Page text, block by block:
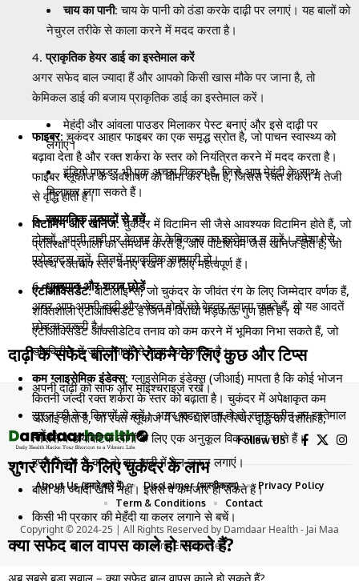
चाय का पानी: चाय के पानी को ठंडा करके दाढ़ी पर लगाएं। यह बालों को
नेचुरल तरीके से काला करने में मदद करता है।
प्राकृतिक हेयर डाई का इस्तेमाल करें
अगर सफेद बाल ज्यादा हैं और आपको किसी खास मौके पर जाना है, तो
केमिकल डाई की बजाय प्राकृतिक डाई का इस्तेमाल करें।
मेहंदी और आंवला पाउडर मिलाकर पेस्ट बनाएं और इसे दाढ़ी पर
लगाएं।
इंडिगो पाउडर भी एक अच्छा विकल्प है, जिसे आप मेहंदी के साथ
मिलाकर लगा सकते हैं।
रसायनिक उत्पादों से बचें
दोस्तों, अपनी दाढ़ी पर बेवजह के केमिकल्स का इस्तेमाल न करें। हमेशा ऐसे
प्रोडक्ट्स चुनें, जिनमें प्राकृतिक सामग्री हो।
धूम्रपान और शराब छोड़ें
अगर आप अपनी दाढ़ी और सेहत दोनों को बेहतर बनाना चाहते हैं, तो यह आदतें
छोड़ना जरूरी है।
दाढ़ी के सफेद बालों को रोकने के लिए कुछ और टिप्स
अपनी दाढ़ी को साफ और मॉइश्चराइज रखें।
सूरज की तेज किरणों से बचें। अगर बाहर जाना हो तो सनस्क्रीन का इस्तेमाल
करें।
हफ्ते में कम से कम दो बार दाढ़ी में तेल जरूर लगाएं।
बालों को ज्यादा खींचे नहीं। इससे वे कमजोर हो सकते हैं।
किसी भी प्रकार की मेहँदी या कलर लगाने से बचें।
क्या सफेद बाल वापस काले हो सकते हैं?
अब सबसे बड़ा सवाल – क्या सफेद बाल वापस काले हो सकते हैं?
फाइबर: चुकंदर आहार फाइबर का एक समृद्ध स्रोत है, जो पाचन स्वास्थ्य को
बढ़ावा देता है और रक्त शर्करा के स्तर को नियंत्रित करने में मदद करता है।
फाइबर ग्लूकोज के अवशोषण को धीमा कर देता है, जिससे रक्त शर्करा में तेजी
से वृद्धि होती है।
विटामिन और खनिज: चुकंदर में विटामिन सी जैसे आवश्यक विटामिन होते हैं, जो
प्रतिरक्षा प्रणाली का समर्थन करते हैं, और पोटेशियम जैसे खनिज होते हैं, जो
स्वस्थ रक्तचाप स्तर बनाए रखने के लिए महत्वपूर्ण हैं।
एंटीऑक्सिडेंट: बीटालाइन्स, जो चुकंदर के जीवंत रंग के लिए जिम्मेदार वर्णक हैं,
शक्तिशाली एंटीऑक्सिडेंट हैं जिनमें विरोधी भड़काऊ गुण होते हैं। ये
एंटीऑक्सिडेंट ऑक्सीडेटिव तनाव को कम करने में भूमिका निभा सकते हैं, जो
डायबिटीज में जटिलताओं से जुड़ा एक कारक है।
कम ग्लाइसेमिक इंडेक्स: ग्लाइसेमिक इंडेक्स (जीआई) मापता है कि कोई भोजन
कितनी जल्दी रक्त शर्करा के स्तर को बढ़ाता है। चुकंदर में अपेक्षाकृत कम
जीआई होता है, जो रक्त ग्लूकोज में धीरे-धीरे और स्थिर वृद्धि को दर्शाता है,
जिससे वे डायबिटिक लोगों के लिए एक अनुकूल विकल्प बन जाते हैं।
शुगर रोगियों के लिए चुकंदर के लाभ
Follow US
Copyright © 2024-25 | All Rights Reserved by Damdaar Health - Jai Maa
Lakshmi Enterprises
About Us (हमारे बारे में) Disclaimer (अस्वीकरण)
Privacy Policy
Term & Conditions
Contact